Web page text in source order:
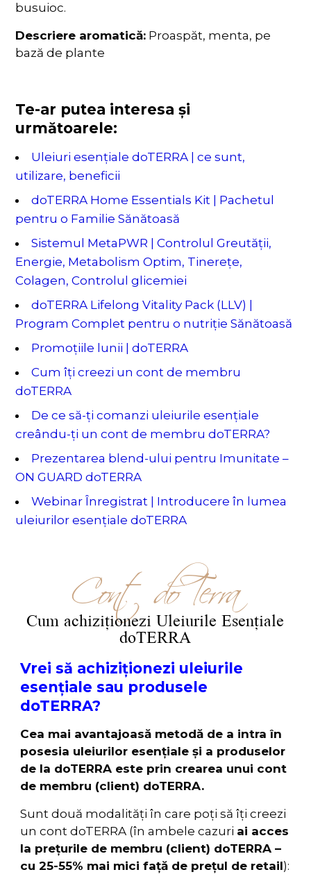
busuioc.
Descriere aromatică: Proaspăt, menta, pe
bază de plante
Te-ar putea interesa și
următoarele:
Uleiuri esențiale doTERRA | ce sunt,
utilizare, beneficii
doTERRA Home Essentials Kit | Pachetul
pentru o Familie Sănătoasă
Sistemul MetaPWR | Controlul Greutății,
Energie, Metabolism Optim, Tinerețe,
Colagen, Controlul glicemiei
doTERRA Lifelong Vitality Pack (LLV) |
Program Complet pentru o nutriție Sănătoasă
Promoțiile lunii | doTERRA
Cum îți creezi un cont de membru
doTERRA
De ce să-ți comanzi uleiurile esențiale
creându-ți un cont de membru doTERRA?
Prezentarea blend-ului pentru Imunitate –
ON GUARD doTERRA
Webinar Înregistrat | Introducere în lumea
uleiurilor esențiale doTERRA
Cont doTerra
Cum achiziționezi Uleiurile Esențiale
doTERRA
Vrei să achiziționezi uleiurile
esențiale sau produsele
doTERRA?
Cea mai avantajoasă metodă de a intra în
posesia uleiurilor esenţiale şi a produselor
de la doTERRA este prin crearea unui cont
de membru (client) doTERRA.
Sunt două modalități în care poți să îți creezi
un cont doTERRA (în ambele cazuri ai acces
la prețurile de membru (client) doTERRA –
cu 25-55% mai mici față de prețul de retail):